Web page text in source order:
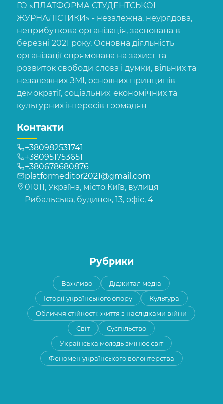
ГО «ПЛАТФОРМА СТУДЕНТСЬКОЇ
ЖУРНАЛІСТИКИ» - незалежна, неурядова,
неприбуткова організація, заснована в
березні 2021 року. Основна діяльність
організації спрямована на захист та
розвиток свободи слова і думки, вільних та
незалежних ЗМІ, основних принципів
демократії, соціальних, економічних та
культурних інтересів громадян
Контакти
+380982531741
+380951753651
+380678680876
platformeditor2021@gmail.com
01011, Україна, місто Київ, вулиця
Рибальська, будинок, 13, офіс, 4
Рубрики
Важливо
Діджитал медіа
Історії українського опору
Культура
Обличчя стійкості: життя з наслідками війни
Світ
Суспільство
Українська молодь змінює світ
Феномен українського волонтерства